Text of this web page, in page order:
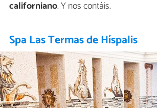
californiano. Y nos contáis.
Spa Las Termas de Híspalis